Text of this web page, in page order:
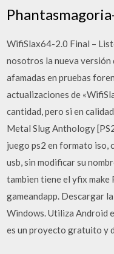
WifiSlax64-2.0 Final –
nosotros la nueva versión
afamadas en pruebas
actualizaciones de
cantidad, pero si en
Metal Slug Anthology
juego ps2 en formato iso,
usb, sin modificar su
tambien tiene el yfix make
gameandapp. Descargar
Windows. Utiliza Android
es un proyecto gratuito y